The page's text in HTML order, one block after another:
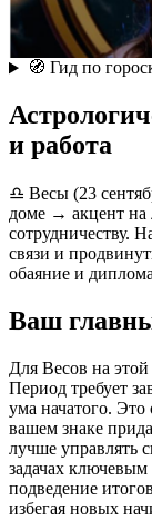
🧭 Гид по
и работа
♎ Весы (23
доме → акцент на
сотрудничеству.
связи и
обаяние и
Ваш
Для Весов на
Период требует
ума начатого. Это
вашем знаке
лучше управлять
задачах ключевым
подведение
избегая новых